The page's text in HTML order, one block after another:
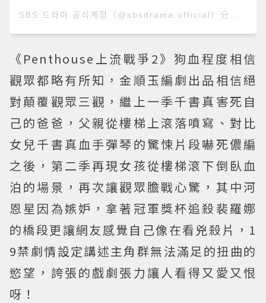
《Penthouse上流戰爭2》狗血程度相信
觀眾都略有所知，金順玉編劇出品相信絕
對顛覆觀眾三觀，繼上一季千書真害死自
己的爸爸，父親從樓梯上滾落噴寫、對比
女兒千書真血手彈琴的驚悚片段嚇死儂編
之後，第二季再現女孩從樓梯滾下倒臥血
泊的場景，再次讓觀眾膽戰心驚，其中河
恩星因為嫉妒，拿著冠軍獎杯追殺裴羅娜
的橋段更讓網友感覺自己像在看兇殺片，1
9禁劇情設定講述主角群無法滿足的扭曲的
慾望，誇張的戲劇張力讓人看得又愛又恨
呀！